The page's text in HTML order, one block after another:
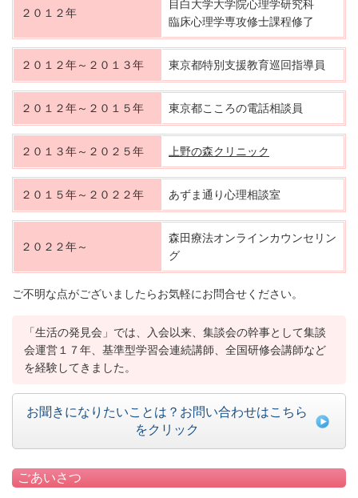
２０１２年
目白大学大学院心理学研究科
臨床心理学専攻修士課程修了
２０１２年～２０１３年 東京都特別支援教育巡回指導員
２０１２年～２０１５年 東京都こころの電話相談員
２０１３年～２０２５年 上野の森クリニック
２０１５年～２０２２年 あずま通り心理相談室
２０２２年～
森田療法オンラインカウンセリン
グ
ご不明な点がございましたらお気軽にお問合せください。
「生活の発見会」では、入会以来、集談会の幹事として集談
会運営１７年、基準型学習会連続講師、全国研修会講師など
を経験してきました。
お聞きになりたいことは？お問い合わせはこちら
をクリック
ごあいさつ